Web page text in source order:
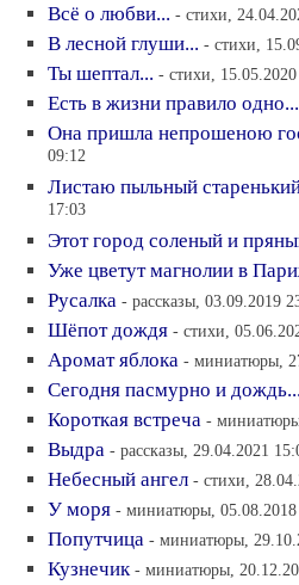
Всё о любви... - стихи,
В лесной глуши... - стихи,
Ты шептал... - стихи,
Есть в жизни правило одно...
Она пришла непрошеною
09:12
Листаю пыльный
17:03
Этот город соленый и
Уже цветут магнолии в
Русалка - рассказы, 03.09.2019
Шёпот дождя - стихи,
Аромат яблока - миниатюры,
Сегодня пасмурно и дождь...
Короткая встреча -
Выдра - рассказы, 29.04.2021
Небесный ангел - стихи,
У моря - миниатюры, 05.08.2018
Попутчица - миниатюры,
Кузнечик - миниатюры,